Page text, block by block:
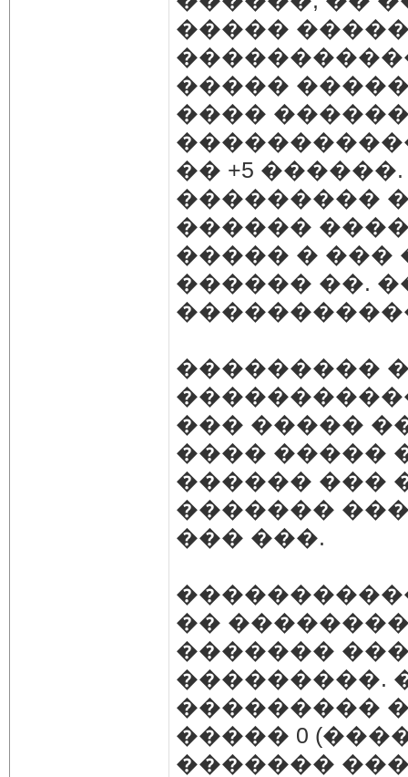
����� �����
�����
����
�� +5
���������
������
����� � ���
������ ��.
���������
��� �����
���� �����
������ ���
�������
��� ���.
��
�������
���������.
���������
����� 0
�������